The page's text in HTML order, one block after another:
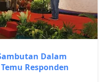
Dalam
Responden